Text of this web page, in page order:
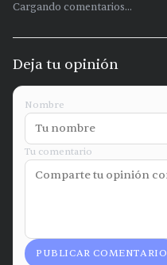
Cargando comentarios...
Deja tu opinión
Nombre
Tu comentario
PUBLICAR COMENTARIO